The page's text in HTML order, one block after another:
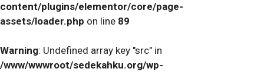
content/plugins/elementor/core/page-
assets/loader.php on line 89
Warning: Undefined array key "src" in
/www/wwwroot/sedekahku.org/wp-